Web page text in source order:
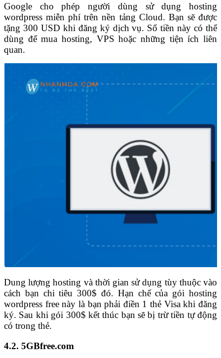
Google cho phép người dùng sử dụng hosting
wordpress miễn phí trên nền tảng Cloud. Bạn sẽ được
tặng 300 USD khi đăng ký dịch vụ. Số tiền này có thể
dùng để mua hosting, VPS hoặc những tiện ích liên
quan.
Dung lượng hosting và thời gian sử dụng tùy thuộc vào
cách bạn chi tiêu 300$ đó. Hạn chế của gói hosting
wordpress free này là bạn phải điền 1 thẻ Visa khi đăng
ký. Sau khi gói 300$ kết thúc bạn sẽ bị trừ tiền tự động
có trong thẻ.
4.2. 5GBfree.com